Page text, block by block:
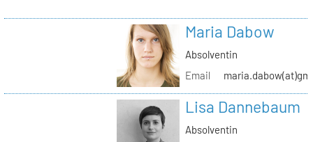
Maria Dabow
Absolventin
Email
Lisa Dannebaum
Absolventin